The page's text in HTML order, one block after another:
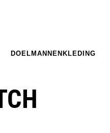
DOELMANNENKLEDING